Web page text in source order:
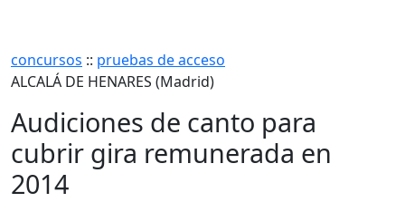
concursos :: pruebas de acceso
ALCALÁ DE HENARES (Madrid)
Audiciones de canto para
cubrir gira remunerada en
2014